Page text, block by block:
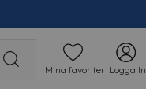
Mina favoriter Logga In